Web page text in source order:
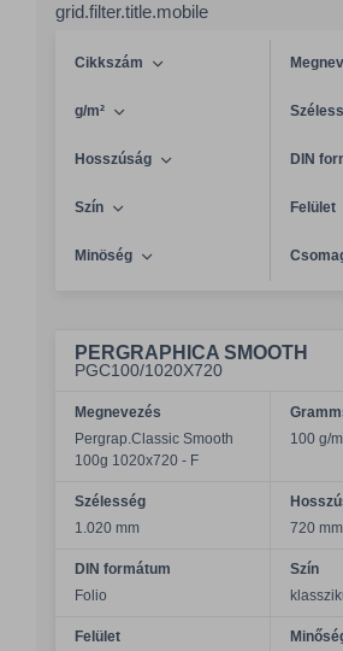
grid.filter.title.mobile
Cikkszám
g/m²
Hosszúság DIN
Szín Felület
Minöség
PERGRAPHICA SMOOTH
PGC100/1020X720
Megnevezés
Pergrap.Classic Smooth
100g 1020x720 - F
100 g/
Szélesség
1.020 mm
720 mm
DIN formátum
Folio
Szín
Felület